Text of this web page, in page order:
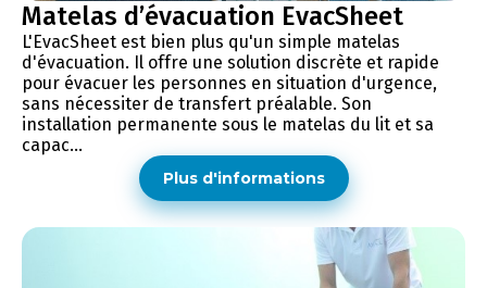
Matelas d’évacuation EvacSheet
L'EvacSheet est bien plus qu'un simple matelas
d'évacuation. Il offre une solution discrète et rapide
pour évacuer les personnes en situation d'urgence,
sans nécessiter de transfert préalable. Son
installation permanente sous le matelas du lit et sa
capac...
Plus d'informations